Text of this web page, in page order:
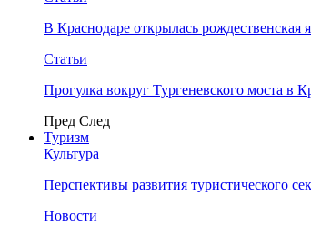
В Краснодаре открылась
Статьи
Прогулка вокруг Тургеневского моста в
Пред След
Туризм
Культура
Перспективы развития туристического
Новости